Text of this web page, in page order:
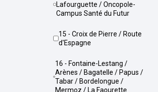
Lafourguette / Oncopole-
Campus Santé du Futur
15 - Croix de Pierre / Route
d'Espagne
16 - Fontaine-Lestang /
Arènes / Bagatelle / Papus /
Tabar / Bordelongue /
Mermoz / La Faourette